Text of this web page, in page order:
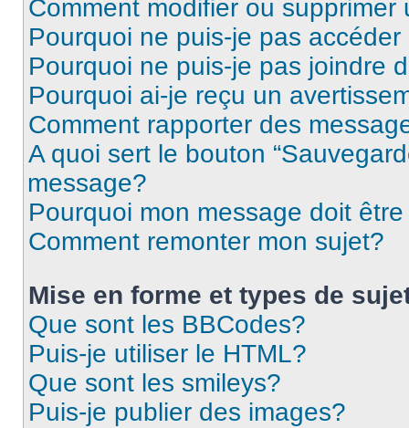
Comment modifier ou supprimer
Pourquoi ne puis-je pas
Pourquoi ne puis-je pas joindre
Pourquoi ai-je reçu un
Comment rapporter des
A quoi sert le bouton
message?
Pourquoi mon message doit
Comment remonter mon sujet?
Mise en forme et types de
Que sont les BBCodes?
Puis-je utiliser le HTML?
Que sont les smileys?
Puis-je publier des images?